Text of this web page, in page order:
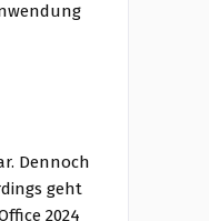
Dennoch
geht
2024